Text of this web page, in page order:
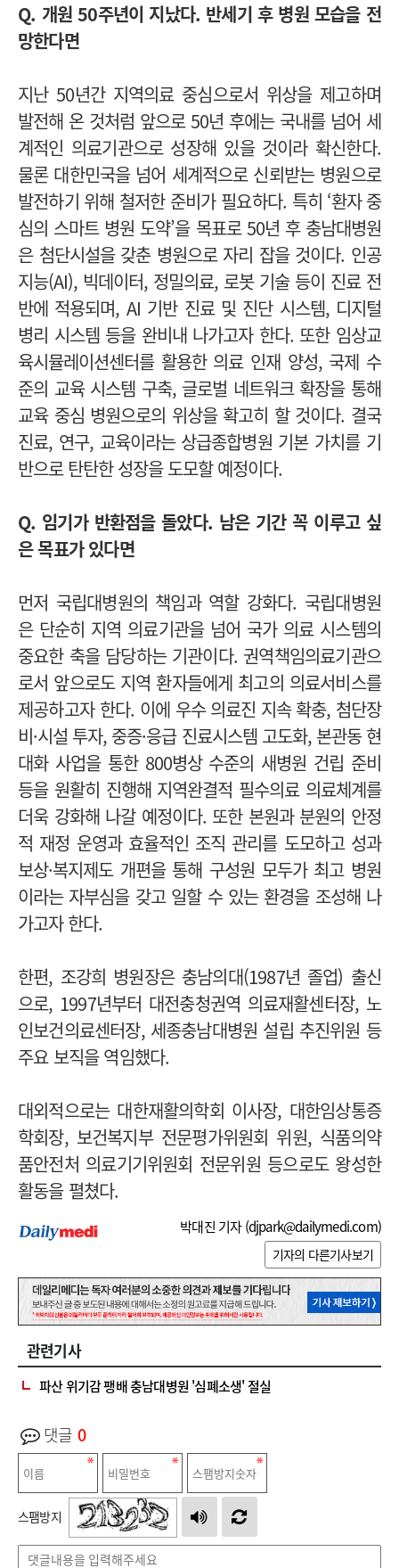
Q. 개원 50주년이 지났다. 반세기 후 병원 모습을 전
망한다면
지난 50년간 지역의료 중심으로서 위상을 제고하며
발전해 온 것처럼 앞으로 50년 후에는 국내를 넘어 세
계적인 의료기관으로 성장해 있을 것이라 확신한다.
물론 대한민국을 넘어 세계적으로 신뢰받는 병원으로
발전하기 위해 철저한 준비가 필요하다. 특히 ‘환자 중
심의 스마트 병원 도약’을 목표로 50년 후 충남대병원
은 첨단시설을 갖춘 병원으로 자리 잡을 것이다. 인공
지능(AI), 빅데이터, 정밀의료, 로봇 기술 등이 진료 전
반에 적용되며, AI 기반 진료 및 진단 시스템, 디지털
병리 시스템 등을 완비내 나가고자 한다. 또한 임상교
육시뮬레이션센터를 활용한 의료 인재 양성, 국제 수
준의 교육 시스템 구축, 글로벌 네트워크 확장을 통해
교육 중심 병원으로의 위상을 확고히 할 것이다. 결국
진료, 연구, 교육이라는 상급종합병원 기본 가치를 기
반으로 탄탄한 성장을 도모할 예정이다.
Q. 임기가 반환점을 돌았다. 남은 기간 꼭 이루고 싶
은 목표가 있다면
먼저 국립대병원의 책임과 역할 강화다. 국립대병원
은 단순히 지역 의료기관을 넘어 국가 의료 시스템의
중요한 축을 담당하는 기관이다. 권역책임의료기관으
로서 앞으로도 지역 환자들에게 최고의 의료서비스를
제공하고자 한다. 이에 우수 의료진 지속 확충, 첨단장
비·시설 투자, 중증·응급 진료시스템 고도화, 본관동 현
대화 사업을 통한 800병상 수준의 새병원 건립 준비
등을 원활히 진행해 지역완결적 필수의료 의료체계를
더욱 강화해 나갈 예정이다. 또한 본원과 분원의 안정
적 재정 운영과 효율적인 조직 관리를 도모하고 성과
보상·복지제도 개편을 통해 구성원 모두가 최고 병원
이라는 자부심을 갖고 일할 수 있는 환경을 조성해 나
가고자 한다.
한편, 조강희 병원장은 충남의대(1987년 졸업) 출신
으로, 1997년부터 대전충청권역 의료재활센터장, 노
인보건의료센터장, 세종충남대병원 설립 추진위원 등
주요 보직을 역임했다.
대외적으로는 대한재활의학회 이사장, 대한임상통증
학회장, 보건복지부 전문평가위원회 위원, 식품의약
품안전처 의료기기위원회 전문위원 등으로도 왕성한
활동을 펼쳤다.
박대진 기자 (djpark@dailymedi.com)
기자의 다른기사보기
관련기사
파산 위기감 팽배 충남대병원 '심폐소생' 절실
댓글 0
스팸방지